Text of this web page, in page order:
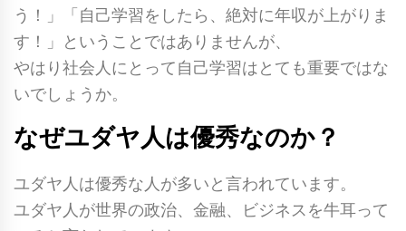
う！」「自己学習をしたら、絶対に年収が上がりま
す！」ということではありませんが、
やはり社会人にとって自己学習はとても重要ではな
いでしょうか。
なぜユダヤ人は優秀なのか？
ユダヤ人は優秀な人が多いと言われています。
ユダヤ人が世界の政治、金融、ビジネスを牛耳って